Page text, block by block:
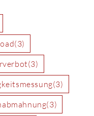
(3)
(3)
(3)
(3)